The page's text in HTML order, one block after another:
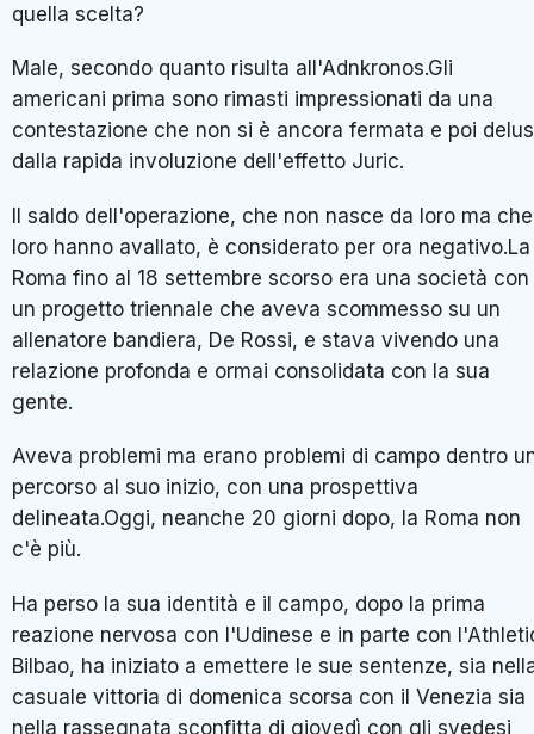
quella scelta?
Male, secondo quanto risulta all'Adnkronos.Gli
americani prima sono rimasti impressionati da una
contestazione che non si è ancora fermata e poi
dalla rapida involuzione dell'effetto Juric.
Il saldo dell'operazione, che non nasce da loro ma che
loro hanno avallato, è considerato per ora negativo.La
Roma fino al 18 settembre scorso era una società con
un progetto triennale che aveva scommesso su un
allenatore bandiera, De Rossi, e stava vivendo una
relazione profonda e ormai consolidata con la sua
gente.
Aveva problemi ma erano problemi di campo dentro
percorso al suo inizio, con una prospettiva
delineata.Oggi, neanche 20 giorni dopo, la Roma non
c'è più.
Ha perso la sua identità e il campo, dopo la prima
reazione nervosa con l'Udinese e in parte con
Bilbao, ha iniziato a emettere le sue sentenze, sia
casuale vittoria di domenica scorsa con il Venezia sia
nella rassegnata sconfitta di giovedì con gli svedesi